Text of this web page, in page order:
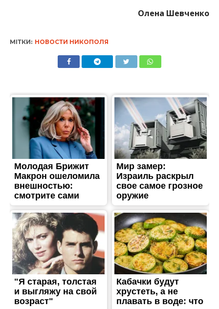
Олена Шевченко
МІТКИ: НОВОСТИ НИКОПОЛЯ